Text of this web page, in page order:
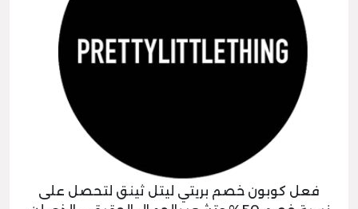
فعل كوبون خصم بريتي ليتل ثينق لتحصل على